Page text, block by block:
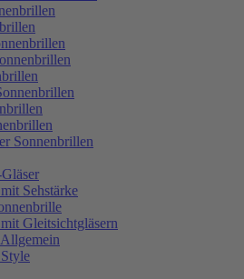
Sonnenbrillen
Sehstärke
Gleitsichtgläsern